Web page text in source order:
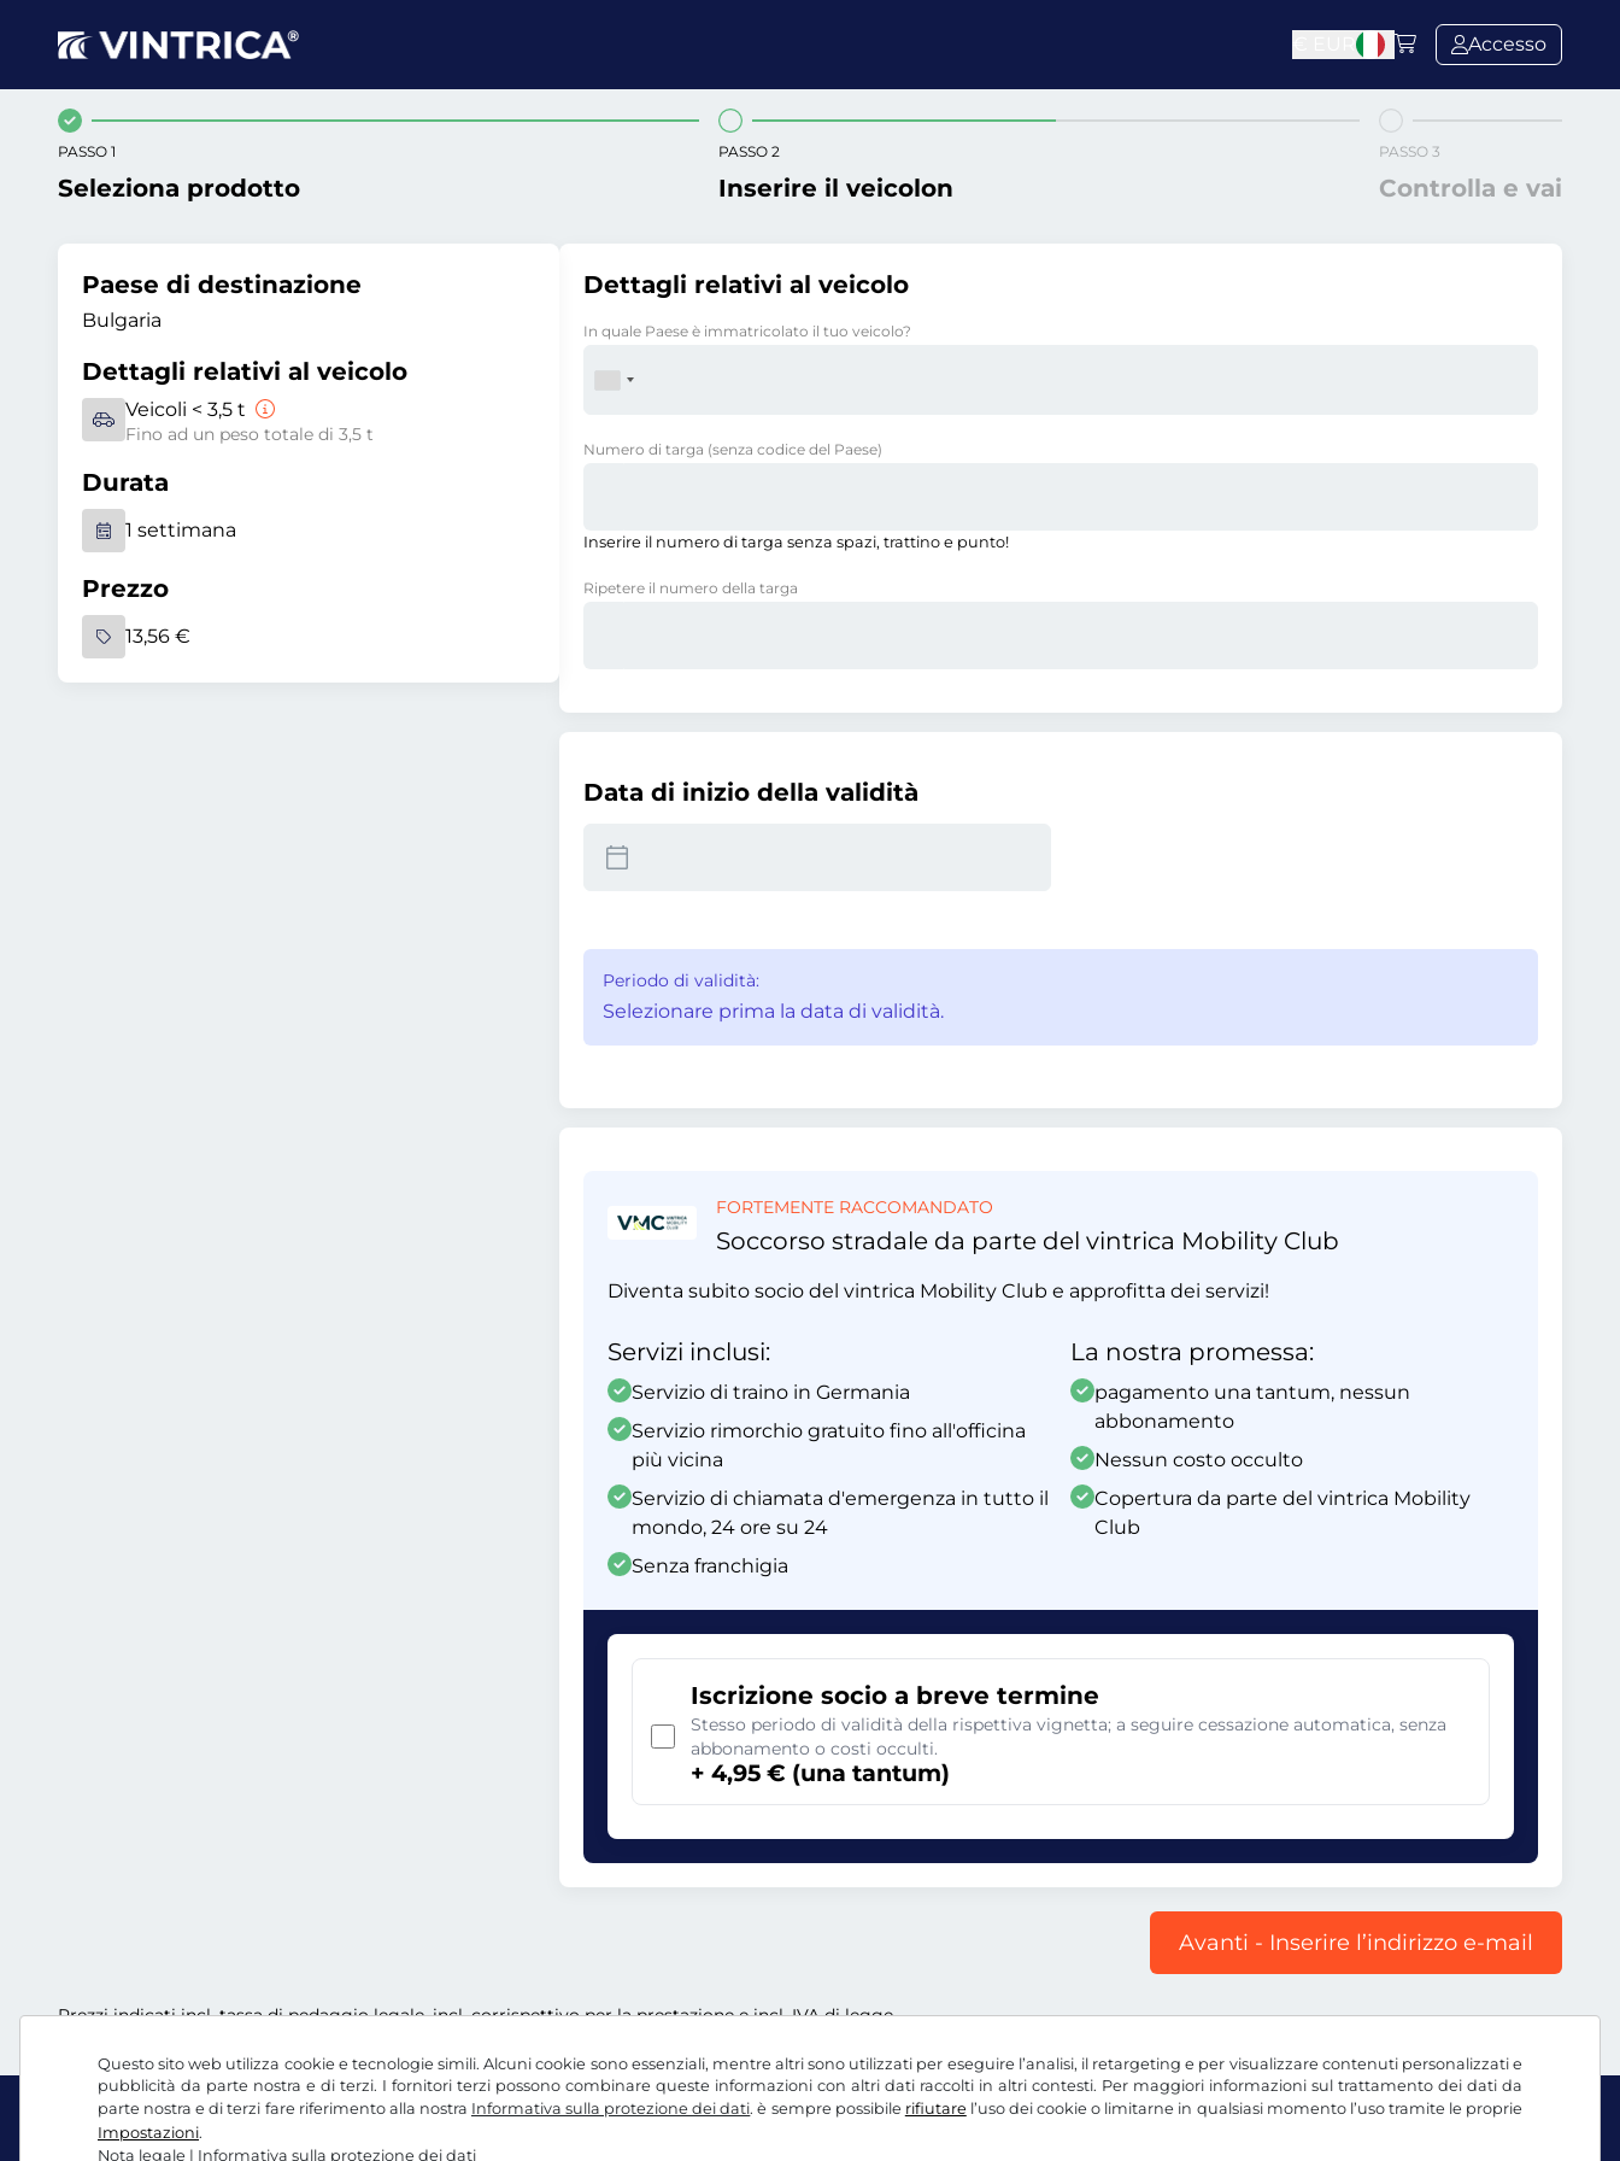
Questo sito web utilizza cookie e tecnologie simili. Alcuni cookie sono essenziali, mentre altri sono utilizzati per eseguire l’analisi, il retargeting e per visualizzare contenuti personalizzati e
pubblicità da parte nostra e di terzi. I fornitori terzi possono combinare queste informazioni con altri dati raccolti in altri contesti. Per maggiori informazioni sul trattamento dei dati da
parte nostra e di terzi fare riferimento alla nostra Informativa sulla protezione dei dati. è sempre possibile rifiutarel’uso dei cookie o limitarne in qualsiasi momento l’uso tramite le proprie
Impostazioni.
Nota legale | Informativa sulla protezione dei dati
Accesso
PASSO 1
Seleziona prodotto
PASSO 2
Inserire il veicolon
PASSO 3
Controlla e vai
Paese di destinazione
Bulgaria
Dettagli relativi al veicolo
Veicoli < 3,5 t
Fino ad un peso totale di 3,5 t
Durata
1 settimana
Prezzo
13,56 €
Dettagli relativi al veicolo
In quale Paese è immatricolato il tuo veicolo?
Numero di targa (senza codice del Paese)
Inserire il numero di targa senza spazi, trattino e punto!
Ripetere il numero della targa
Data di inizio della validità
Periodo di validità:
Selezionare prima la data di validità.
FORTEMENTE RACCOMANDATO
Soccorso stradale da parte del vintrica Mobility Club
Diventa subito socio del vintrica Mobility Club e approfitta dei servizi!
Servizi inclusi:
Servizio di traino in Germania
Servizio rimorchio gratuito fino all'officina
più vicina
Servizio di chiamata d'emergenza in tutto il
mondo, 24 ore su 24
Senza franchigia
La nostra promessa:
pagamento una tantum, nessun
abbonamento
Nessun costo occulto
Copertura da parte del vintrica Mobility
Club
Iscrizione socio a breve termine
Stesso periodo di validità della rispettiva vignetta; a seguire cessazione automatica, senza
abbonamento o costi occulti.
+ 4,95 € (una tantum)
Avanti - Inserire l’indirizzo e-mail
Prezzi indicati incl. tassa di pedaggio legale, incl. corrispettivo per la prestazione e incl. IVA di legge